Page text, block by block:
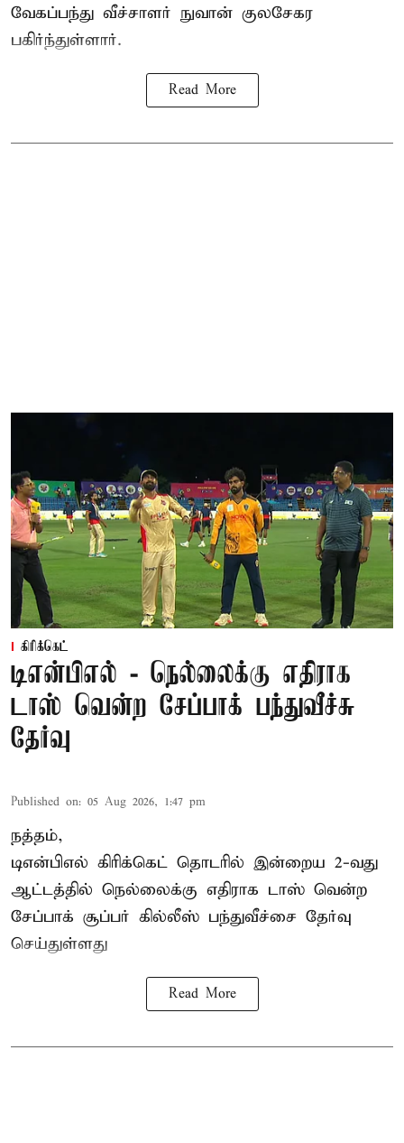
வேகப்பந்து வீச்சாளர் நுவான் குலசேகர
பகிர்ந்துள்ளார்.
Read More
கிரிக்கெட்
டிஎன்பிஎல் - நெல்லைக்கு எதிராக
டாஸ் வென்ற சேப்பாக் பந்துவீச்சு
தேர்வு
Published on: 05 Aug 2026, 1:47 pm
நத்தம்,
டிஎன்பிஎல் கிரிக்கெட் தொடரில் இன்றைய 2-வது
ஆட்டத்தில் நெல்லைக்கு எதிராக டாஸ் வென்ற
சேப்பாக் சூப்பர் கில்லீஸ் பந்துவீச்சை தேர்வு
செய்துள்ளது
Read More